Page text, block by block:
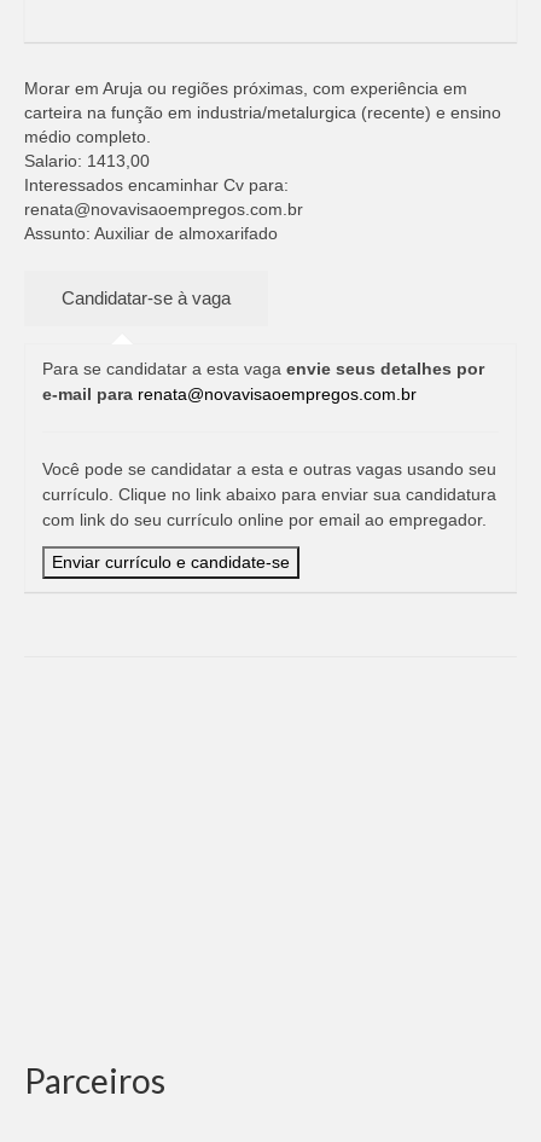
Morar em Aruja ou regiões próximas, com experiência em
carteira na função em industria/metalurgica (recente) e ensino
médio completo.
Salario: 1413,00
Interessados encaminhar Cv para:
renata@novavisaoempregos.com.br
Assunto: Auxiliar de almoxarifado
Para se candidatar a esta vaga envie seus detalhes por
e-mail para renata@novavisaoempregos.com.br
Você pode se candidatar a esta e outras vagas usando seu
currículo. Clique no link abaixo para enviar sua candidatura
com link do seu currículo online por email ao empregador.
Parceiros